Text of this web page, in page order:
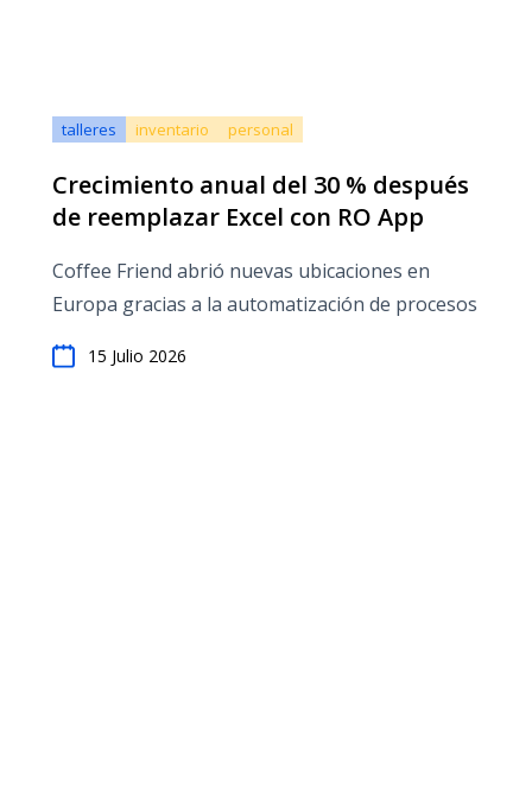
talleres inventario personal
Crecimiento anual del 30 % después
de reemplazar Excel con RO App
Coffee Friend abrió nuevas ubicaciones en
Europa gracias a la automatización de procesos
15 Julio 2026